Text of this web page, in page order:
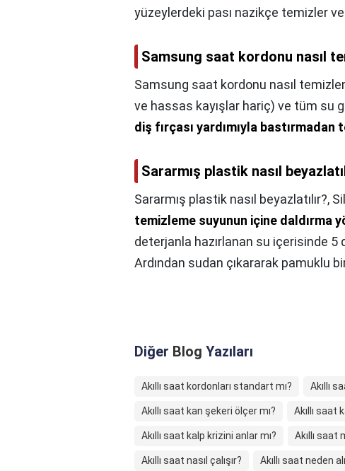
yüzeylerdeki pası nazikçe temizler
Samsung saat kordonu nasıl
Samsung saat kordonu nasıl
ve hassas kayışlar hariç) ve tüm su
diş fırçası yardımıyla
Sararmış plastik nasıl
Sararmış plastik nasıl beyazlatılır?,
temizleme suyunun içine daldırma
deterjanla hazırlanan su içerisinde 5
Ardından sudan çıkararak pamuklu
Diğer Blog Yazıları
Akıllı saat kordonları standart mı? Akıllı
Akıllı saat kan şekeri ölçer mı? Akıllı saat
Akıllı saat kalp krizini anlar mı? Akıllı
Akıllı saat nasıl çalışır? Akıllı saat neden